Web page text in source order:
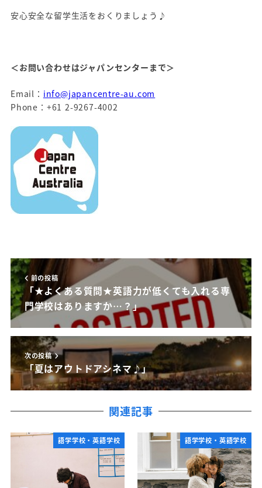
安心安全な留学生活をおくりましょう♪
＜お問い合わせはジャパンセンターまで＞
Email： info@japancentre-au.com
Phone：+61 2-9267-4002
前の投稿
「★よくある質問★英語力が低くても入れる専
門学校はありますか…？」
次の投稿
「夏はアウトドアシネマ♪」
関連記事
語学学校・英語学校 語学学校・英語学校